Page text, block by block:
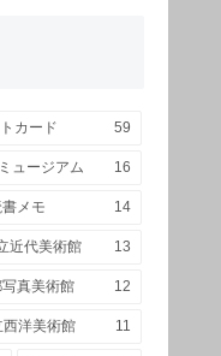
カード 59
ュージアム 16
メモ 14
近代美術館 13
真美術館 12
洋美術館 11